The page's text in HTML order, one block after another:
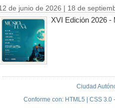
de junio de 2026 | 18 de
XVI Edición 2026 -
Ciudad
Conforme con: HTML5 | CSS 3.0